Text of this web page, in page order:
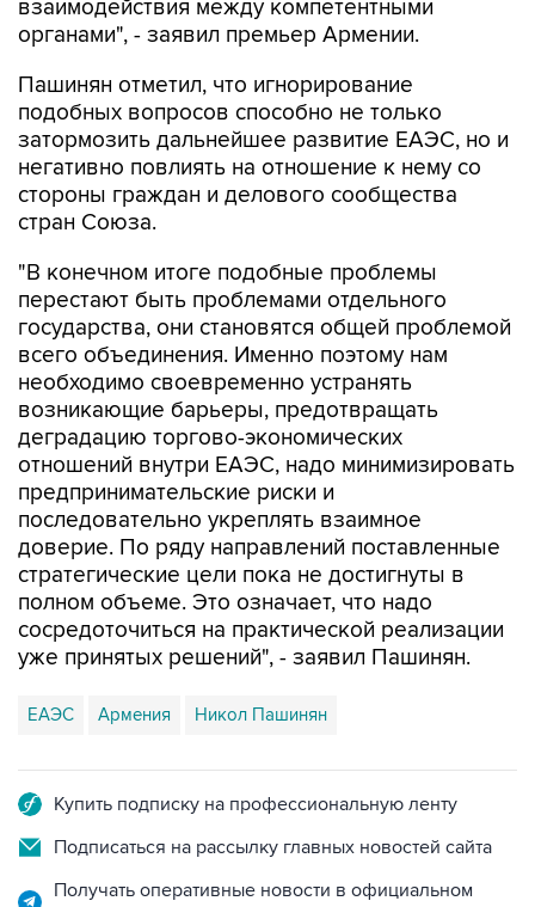
Пашинян отметил, что игнорирование
затормозить дальнейшее развитие ЕАЭС, но и
негативно повлиять на отношение к нему со
стороны граждан и делового сообщества
стран Союза.
"В конечном итоге подобные проблемы
государства, они становятся общей проблемой
всего объединения. Именно поэтому нам
необходимо своевременно устранять
возникающие барьеры, предотвращать
деградацию торгово-экономических
отношений внутри ЕАЭС, надо минимизировать
предпринимательские риски и
последовательно укреплять взаимное
доверие. По ряду направлений поставленные
стратегические цели пока не достигнуты в
полном объеме. Это означает, что надо
сосредоточиться на практической реализации
уже принятых решений", - заявил Пашинян.
ЕАЭС Армения Никол Пашинян
Подписаться на рассылку главных новостей сайта
Получать оперативные новости в официальном